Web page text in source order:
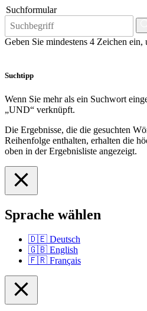
Suchformular
Geben Sie mindestens 4 Zeichen ein,
Suchtipp
Wenn Sie mehr als ein Suchwort
„UND“ verknüpft.
Die Ergebnisse, die die gesuchten
Reihenfolge enthalten, erhalten die
oben in der Ergebnisliste angezeigt.
Sprache wählen
🇩🇪 Deutsch
🇬🇧 English
🇫🇷 Français